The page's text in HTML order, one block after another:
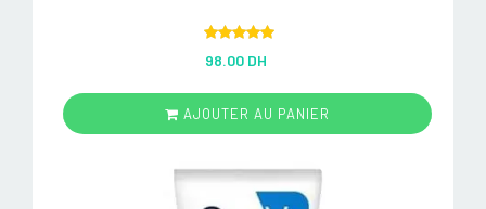
out of 5
98.00 DH
AJOUTER AU PANIER